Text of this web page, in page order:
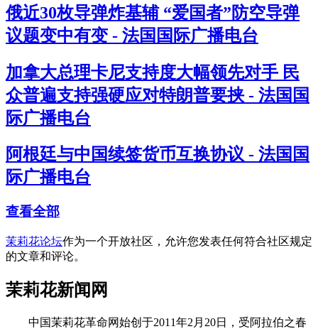
俄近30枚导弹炸基辅 “爱国者”防空导弹
议题变中有变 - 法国国际广播电台
加拿大总理卡尼支持度大幅领先对手 民
众普遍支持强硬应对特朗普要挟 - 法国国
际广播电台
阿根廷与中国续签货币互换协议 - 法国国
际广播电台
查看全部
茉莉花论坛作为一个开放社区，允许您发表任何符合社区规定
的文章和评论。
茉莉花新闻网
中国茉莉花革命网始创于2011年2月20日，受阿拉伯之春